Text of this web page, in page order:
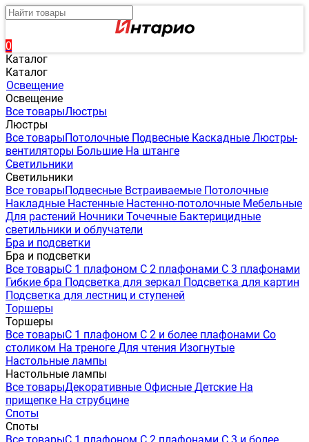
0
Каталог
Каталог
Освещение
Освещение
Все товарыЛюстры
Люстры
Все товарыПотолочные Подвесные Каскадные Люстры-
вентиляторы Большие На штанге
Светильники
Светильники
Все товарыПодвесные Встраиваемые Потолочные
Накладные Настенные Настенно-потолочные Мебельные
Для растений Ночники Точечные Бактерицидные
светильники и облучатели
Бра и подсветки
Бра и подсветки
Все товарыС 1 плафоном С 2 плафонами С 3 плафонами
Гибкие бра Подсветка для зеркал Подсветка для картин
Подсветка для лестниц и ступеней
Торшеры
Торшеры
Все товарыС 1 плафоном С 2 и более плафонами Со
столиком На треноге Для чтения Изогнутые
Настольные лампы
Настольные лампы
Все товарыДекоративные Офисные Детские На
прищепке На струбцине
Споты
Споты